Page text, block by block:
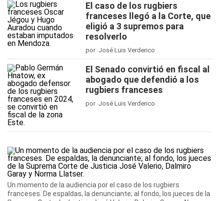
El caso de los rugbiers
franceses llegó a la Corte, que
eligió a 3 supremos para
resolverlo
por José Luis Verderico
El Senado convirtió en fiscal al
abogado que defendió a los
rugbiers franceses
por José Luis Verderico
Un momento de la audiencia por el caso de los rugbiers
franceses. De espaldas, la denunciante; al fondo, los jueces de la